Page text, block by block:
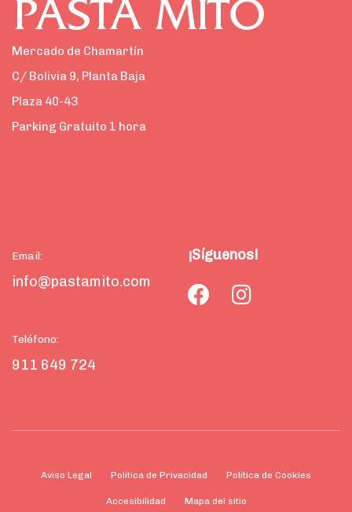
Mercado de Chamartín
C/ Bolivia 9, Planta Baja
Plaza 40-43
Parking Gratuito 1 hora
Email:
info@pastamito.com
Teléfono:
911 649 724
¡Síguenos!
Aviso Legal Política de Privacidad Política de Cookies
Accesibilidad Mapa del sitio